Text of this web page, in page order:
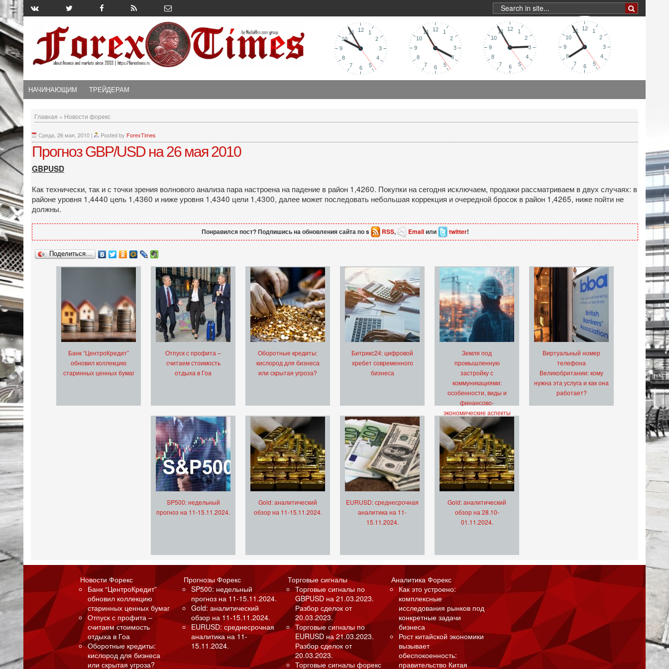
НАЧИНАЮЩИМ ТРЕЙДЕРАМ
Главная » Новости форекс
Среда, 26 мая, 2010 | Posted by ForexTimes
Прогноз GBP/USD на 26 мая 2010
GBPUSD
Как технически, так и с точки зрения волнового анализа пара настроена на падение в район 1,4260. Покупки на сегодня исключаем, продажи рассматриваем в двух случаях: в
районе уровня 1,4440 цель 1,4360 и ниже уровня 1,4340 цели 1,4300, далее может последовать небольшая коррекция и очередной бросок в район 1,4265, ниже пойти не
должны.
Понравился пост? Подпишись на обновления сайта по s RSS, Emailили twitter!
Поделиться…
Банк “ЦентроКредит”
обновил коллекцию
старинных ценных бумаг
Отпуск с профита –
считаем стоимость
отдыха в Гоа
Оборотные кредиты:
кислород для бизнеса
или скрытая угроза?
Битрикс24: цифровой
хребет современного
бизнеса
Земля под
промышленную
застройку с
коммуникациями:
особенности, виды и
финансово-
экономические аспекты
Виртуальный номер
телефона
Великобритании: кому
нужна эта услуга и как она
работает?
SP500: недельный
прогноз на 11-15.11.2024.
Gold: аналитический
обзор на 11-15.11.2024.
EURUSD: среднесрочная
аналитика на 11-
15.11.2024.
Gold: аналитический
обзор на 28.10-
01.11.2024.
Новости Форекс
Банк “ЦентроКредит”
обновил коллекцию
старинных ценных бумаг
Отпуск с профита –
считаем стоимость
отдыха в Гоа
Оборотные кредиты:
кислород для бизнеса
или скрытая угроза?
Прогнозы Форекс
SP500: недельный
прогноз на 11-15.11.2024.
Gold: аналитический
обзор на 11-15.11.2024.
EURUSD: среднесрочная
аналитика на 11-
15.11.2024.
Торговые сигналы
Торговые сигналы по
GBPUSD на 21.03.2023.
Разбор сделок от
20.03.2023.
Торговые сигналы по
EURUSD на 21.03.2023.
Разбор сделок от
20.03.2023.
Торговые сигналы форекс
Аналитика Форекс
Как это устроено:
комплексные
исследования рынков под
конкретные задачи
бизнеса
Рост китайской экономики
вызывает
обеспокоенность:
правительство Китая